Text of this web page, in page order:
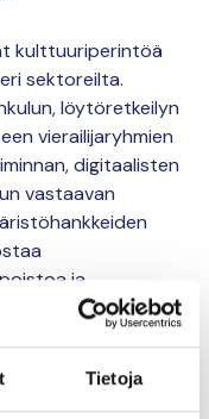
Tietoja
kulttuuriperintöä
sektoreilta.
löytöretkeilyn
vierailijaryhmien
digitaalisten
vastaavan
ja
vähentää maa- ja
Itämeren